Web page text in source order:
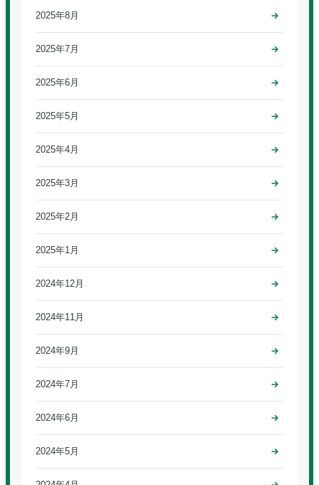
2025年8月
2025年7月
2025年6月
2025年5月
2025年4月
2025年3月
2025年2月
2025年1月
2024年12月
2024年11月
2024年9月
2024年7月
2024年6月
2024年5月